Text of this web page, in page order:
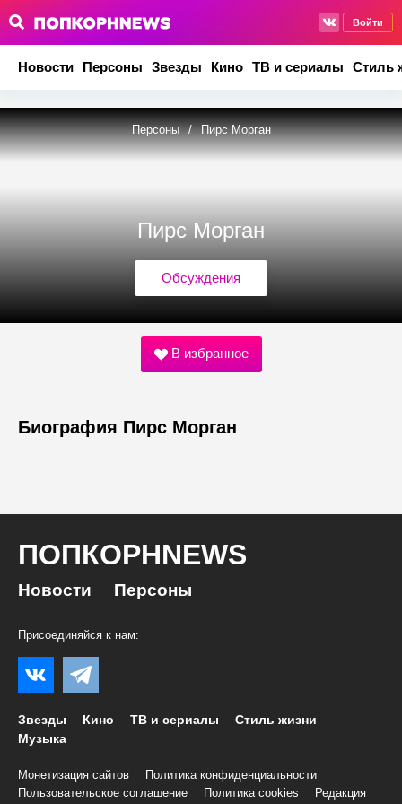
Войти
Новости Персоны Звезды Кино ТВ и сериалы Стиль
Персоны / Пирс Морган
Пирс Морган
Обсуждения
В избранное
Биография Пирс Морган
ПОПКОРНNEWS
Новости Персоны
Присоединяйся к нам:
Звезды Кино ТВ и сериалы
Стиль жизни
Музыка
Монетизация сайтов
Политика конфиденциальности
Пользовательское соглашение
Политика cookies Редакция